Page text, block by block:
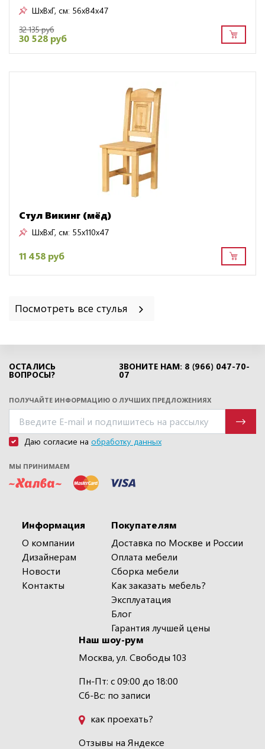
ШxВxГ, см: 56x84x47
32 135 руб
30 528 руб
Стул Викинг (мёд)
ШxВxГ, см: 55x110x47
11 458 руб
Посмотреть все стулья
ОСТАЛИСЬ
ВОПРОСЫ?
ЗВОНИТЕ НАМ: 8 (966) 047-70-
07
ПОЛУЧАЙТЕ ИНФОРМАЦИЮ О ЛУЧШИХ ПРЕДЛОЖЕНИЯХ
Даю согласие на обработку данных
МЫ ПРИНИМАЕМ
Информация
О компании
Дизайнерам
Новости
Контакты
Покупателям
Доставка по Москве и России
Оплата мебели
Сборка мебели
Как заказать мебель?
Эксплуатация
Блог
Гарантия лучшей цены
Наш шоу-рум
Москва, ул. Свободы 103
Пн-Пт: с 09:00 до 18:00
Сб-Вс: по записи
как проехать?
Отзывы на Яндексе